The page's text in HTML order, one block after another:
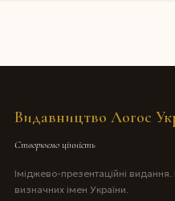
Видавництво Логос
Створюємо цінність
Іміджево-презентаційні видання.
визначних імен України.